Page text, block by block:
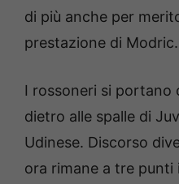
di più anche per
prestazione di Modric.
I rossoneri si portano
dietro alle spalle di
Udinese. Discorso
ora rimane a tre punti